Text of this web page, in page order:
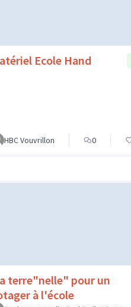
Ecole Hand
HBC Vouvrillon 0
terre"nelle" pour un
à l'école